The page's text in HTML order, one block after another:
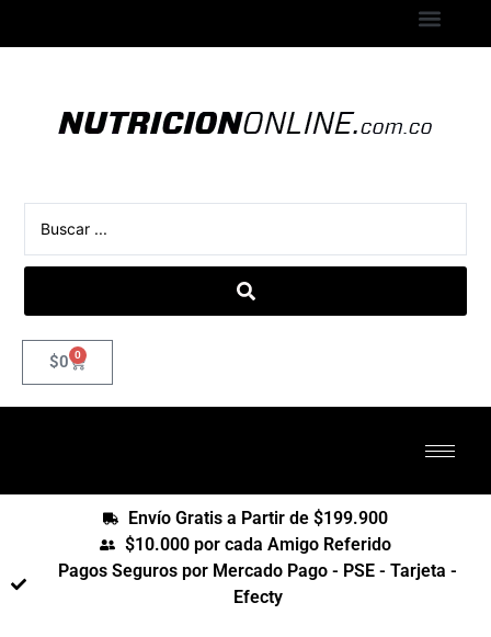
$0 0
Envío Gratis a Partir de $199.900
$10.000 por cada Amigo Referido
Pagos Seguros por Mercado Pago - PSE - Tarjeta -
Efecty